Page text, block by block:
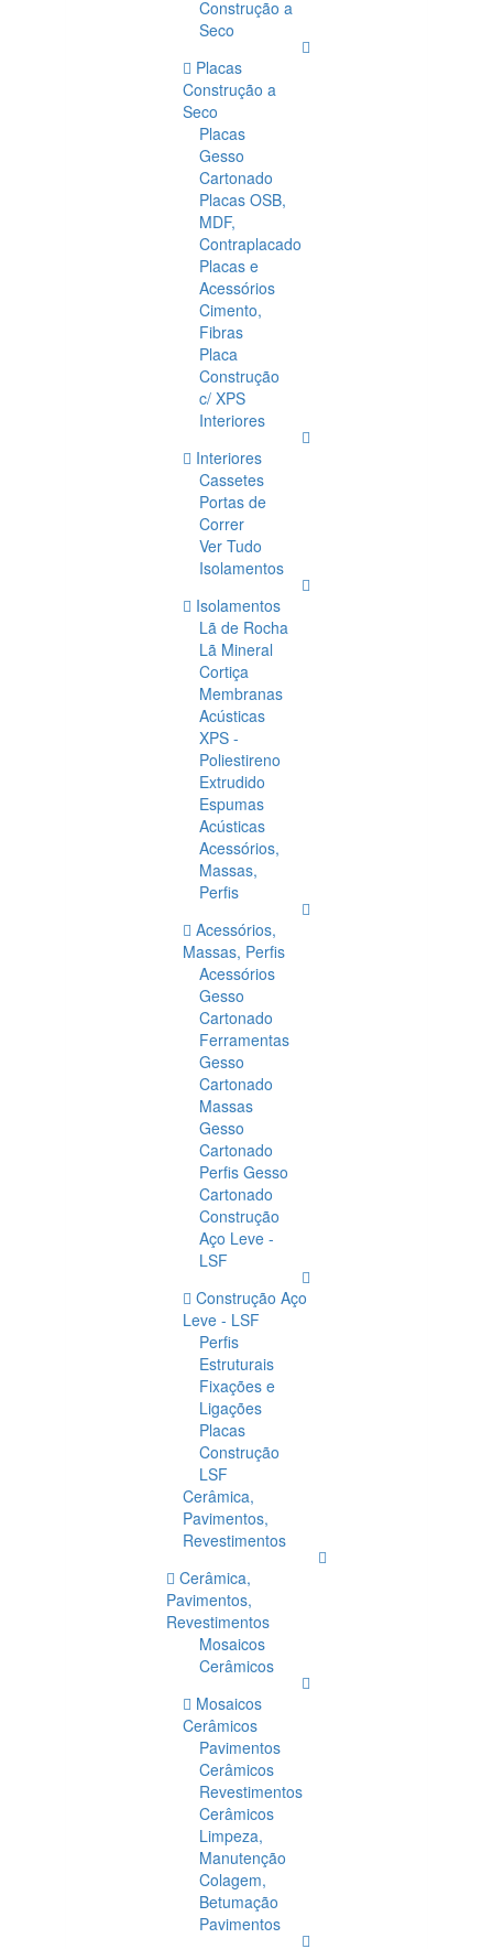
Construção a
Seco
Placas
Construção a
Seco
Placas
Gesso
Cartonado
Placas OSB,
MDF,
Contraplacado
Placas e
Acessórios
Cimento,
Fibras
Placa
Construção
c/ XPS
Interiores
Interiores
Cassetes
Portas de
Correr
Ver Tudo
Isolamentos
Isolamentos
Lã de Rocha
Lã Mineral
Cortiça
Membranas
Acústicas
XPS -
Poliestireno
Extrudido
Espumas
Acústicas
Acessórios,
Massas,
Perfis
Acessórios,
Massas, Perfis
Acessórios
Gesso
Cartonado
Ferramentas
Gesso
Cartonado
Massas
Gesso
Cartonado
Perfis Gesso
Cartonado
Construção
Aço Leve -
LSF
Construção Aço
Leve - LSF
Perfis
Estruturais
Fixações e
Ligações
Placas
Construção
LSF
Cerâmica,
Pavimentos,
Revestimentos
Cerâmica,
Pavimentos,
Revestimentos
Mosaicos
Cerâmicos
Mosaicos
Cerâmicos
Pavimentos
Cerâmicos
Revestimentos
Cerâmicos
Limpeza,
Manutenção
Colagem,
Betumação
Pavimentos